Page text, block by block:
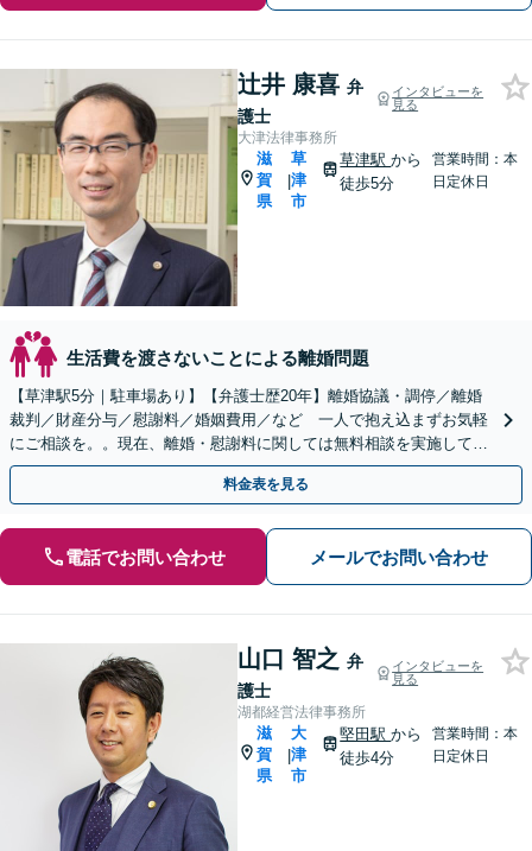
辻井 康喜 弁
護士
インタビューを
見る
大津法律事務所
滋
賀
県
|
草
津
市
草津駅から
徒歩5分
営業時間：本
日定休日
生活費を渡さないことによる離婚問題
【草津駅5分｜駐車場あり】【弁護士歴20年】離婚協議・調停／離婚
裁判／財産分与／慰謝料／婚姻費用／など 一人で抱え込まずお気軽
にご相談を。。現在、離婚・慰謝料に関しては無料相談を実施してお
りませんのでご注意下さい。
料金表を見る
電話でお問い合わせ メールでお問い合わせ
山口 智之 弁
護士
インタビューを
見る
湖都経営法律事務所
滋
賀
県
|
大
津
市
堅田駅から
徒歩4分
営業時間：本
日定休日